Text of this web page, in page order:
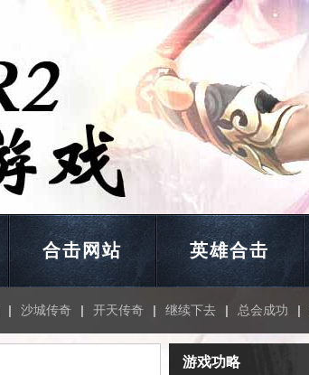
合击网站 英雄合击
| 沙城传奇 | 开天传奇 | 继续下去 | 总会成功 |
游戏功略